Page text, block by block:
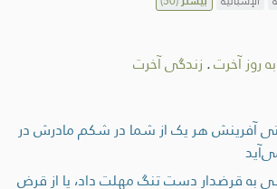
روز آخرت. زندگی آخرت
آفرینش هر یک از شما در شکم مادرش در
به قرضدار دست تنگ مهلت داد، يا از قرض